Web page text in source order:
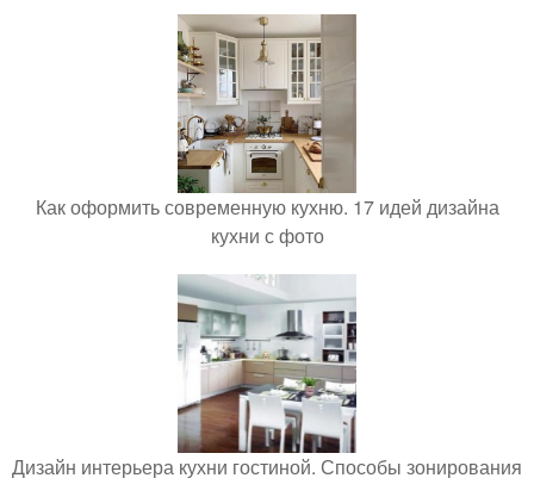
Как оформить современную кухню. 17 идей дизайна
кухни с фото
Дизайн интерьера кухни гостиной. Способы зонирования